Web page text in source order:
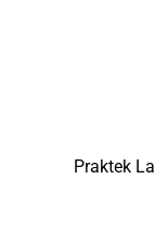
Praktek